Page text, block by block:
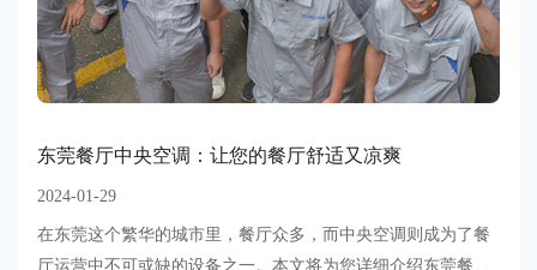
东莞餐厅中央空调：让您的餐厅舒适又凉爽
2024-01-29
​在东莞这个繁华的城市里，餐厅众多，而中央空调则成为了餐
厅运营中不可或缺的设备之一。本文将为您详细介绍东莞餐厅